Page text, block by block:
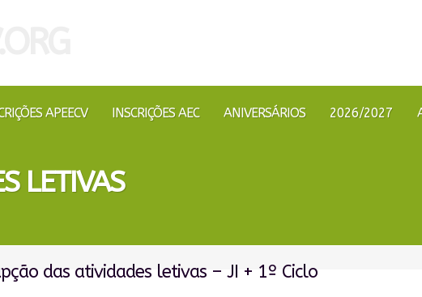
APEECV INSCRIÇÕES AEC ANIVERSÁRIOS 2026/2027
LETIVAS
das atividades letivas – JI + 1º Ciclo